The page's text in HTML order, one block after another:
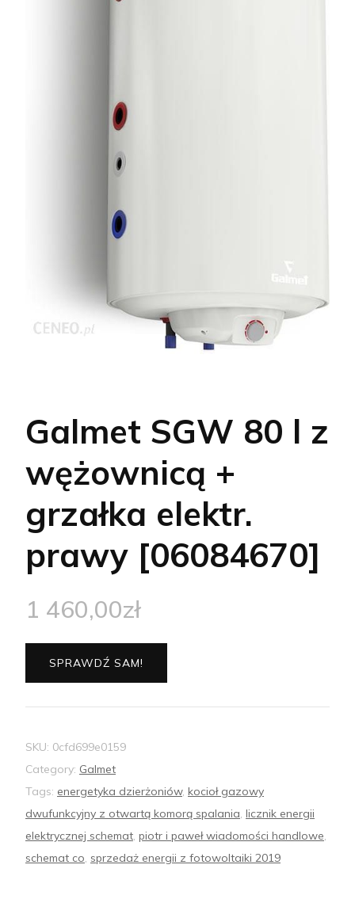
Galmet SGW 80 l z
wężownicą +
grzałka elektr.
prawy [06084670]
1 460,00zł
SPRAWDŹ SAM!
SKU: 0cfd699e0159
Category: Galmet
Tags: energetyka dzierżoniów, kocioł gazowy
dwufunkcyjny z otwartą komorą spalania, licznik energii
elektrycznej schemat, piotr i paweł wiadomości handlowe,
schemat co, sprzedaż energii z fotowoltaiki 2019